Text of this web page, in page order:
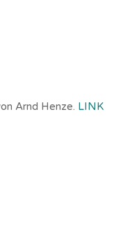
Arnd Henze. LINK